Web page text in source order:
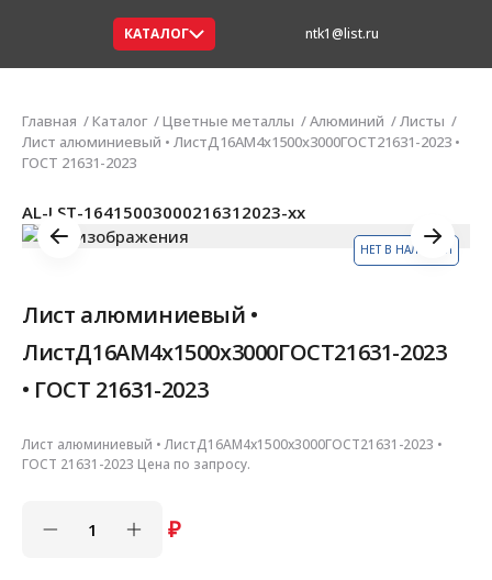
КАТАЛОГ ntk1@list.ru
Главная Каталог Цветные металлы Алюминий
Листы
Лист алюминиевый • ЛистД16АМ4х1500х3000ГОСТ21631-2023 •
ГОСТ 21631-2023
НЕТ В НАЛИЧИИ
AL-LST-16415003000216312023-xx
Лист алюминиевый •
ЛистД16АМ4х1500х3000ГОСТ21631-2023
• ГОСТ 21631-2023
Лист алюминиевый • ЛистД16АМ4х1500х3000ГОСТ21631-2023 •
ГОСТ 21631-2023 Цена по запросу.
₽